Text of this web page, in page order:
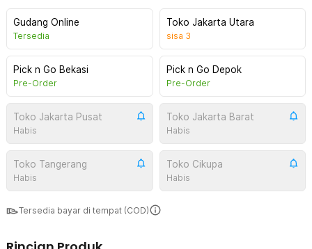
Gudang Online
Tersedia
Toko Jakarta Utara
sisa 3
Pick n Go Bekasi
Pre-Order
Pick n Go Depok
Pre-Order
Toko Jakarta Pusat
Habis
Toko Jakarta Barat
Habis
Toko Tangerang
Habis
Toko Cikupa
Habis
Tersedia bayar di tempat (COD)